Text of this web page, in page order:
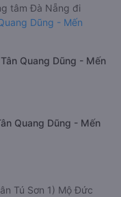
tâm Đà Nẵng đi
Dũng - Mến
Quang Dũng - Mến
Quang Dũng - Mến
Tú Sơn 1) Mộ Đức